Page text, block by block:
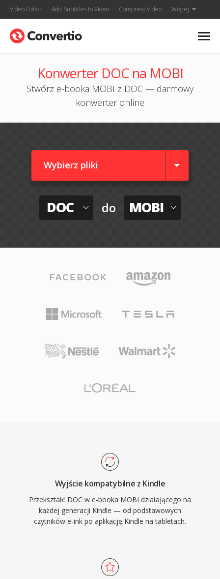
Video Editor Add Subtitles to Video Compress Video Więcej
Konwerter DOC na MOBI
Stwórz e-booka MOBI z DOC — darmowy
konwerter online
Wybierz pliki
DOC do MOBI
Wyjście kompatybilne z Kindle
Przekształć DOC w e-booka MOBI działającego na
każdej generacji Kindle — od podstawowych
czytników e-ink po aplikację Kindle na tabletach.